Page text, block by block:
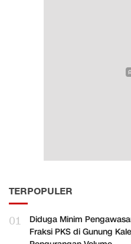
TERPOPULER
01
Diduga Minim
Fraksi PKS di Gunung